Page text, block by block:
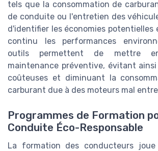
tels que la consommation de
de conduite ou l'entretien des
d'identifier les économies potentielles
continu les performances
outils permettent de mettre
maintenance préventive, évitant
coûteuses et diminuant la
carburant due à des moteurs mal
Programmes de Formation
Conduite Éco-Responsable
La formation des conducteurs